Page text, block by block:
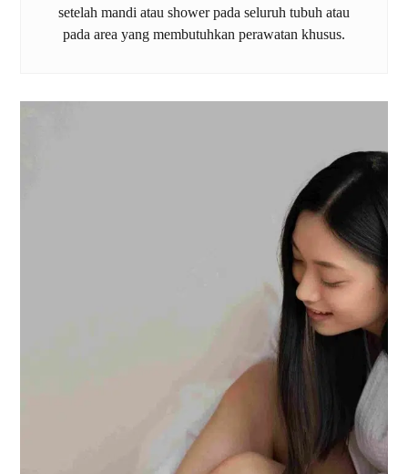
setelah mandi atau shower pada seluruh tubuh atau
pada area yang membutuhkan perawatan khusus.